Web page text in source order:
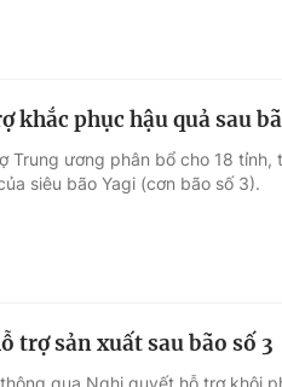
phục hậu quả sau
Trung ương phân bổ cho 18 tỉnh,
siêu bão Yagi (cơn bão số 3).
trợ sản xuất sau bão số 3
qua Nghị quyết hỗ trợ khôi